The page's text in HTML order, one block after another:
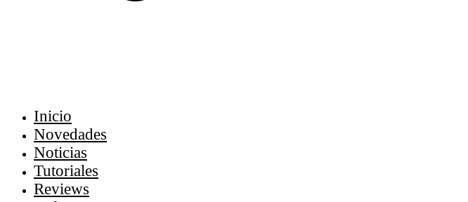
Inicio
Novedades
Noticias
Tutoriales
Reviews